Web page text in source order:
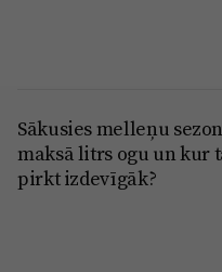
Sākusies melleņu
maksā litrs ogu un kur
pirkt izdevīgāk?